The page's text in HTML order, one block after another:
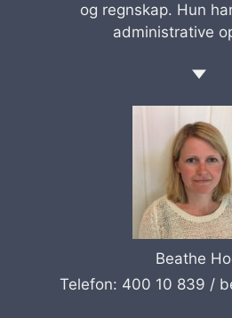
og regnskap. Hun
administrative
Beathe
Telefon: 400 10 839 /